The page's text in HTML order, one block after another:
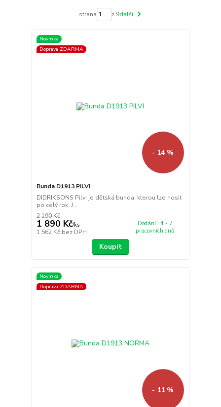
strana z 9další
Novinka
Doprava ZDARMA
- 14 %
Bunda D1913 PILVI
DIDRIKSONS Pilvi je dětská bunda, kterou lze nosit
po celý rok. J...
2 190 Kč
1 890 Kč/ks
1 562 Kč bez DPH
Dodání : 4 - 7
pracovních dnů
Koupit
Novinka
Doprava ZDARMA
- 11 %